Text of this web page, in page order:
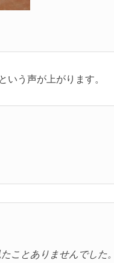
う声が上がります。
ことありませんでした。